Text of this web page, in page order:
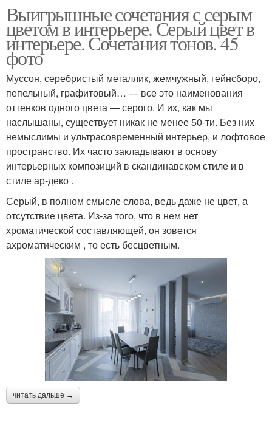
Выигрышные сочетания с серым
цветом в интерьере. Серый цвет в
интерьере. Сочетания тонов. 45
фото
Муссон, серебристый металлик, жемчужный, гейнсборо,
пепельный, графитовый… — все это наименования
оттенков одного цвета — серого. И их, как мы
наслышаны, существует никак не менее 50-ти. Без них
немыслимы и ультрасовременный интерьер, и лофтовое
пространство. Их часто закладывают в основу
интерьерных композиций в скандинавском стиле и в
стиле ар-деко .
Серый, в полном смысле слова, ведь даже не цвет, а
отсутствие цвета. Из-за того, что в нем нет
хроматической составляющей, он зовется
ахроматическим , то есть бесцветным.
читать дальше →